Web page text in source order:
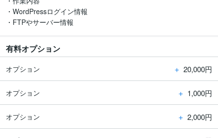
・WordPressログイン情報
・FTPやサーバー情報
有料オプション
オプション ＋ 20,000円
オプション ＋ 1,000円
オプション ＋ 2,000円